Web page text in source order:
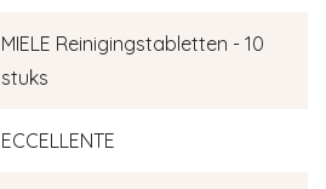
MIELE Reinigingstabletten - 10
stuks
ECCELLENTE